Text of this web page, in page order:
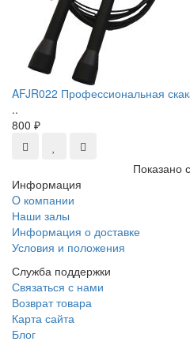
AFJR022 Профессиональная
..
800 ₽
Показано
Информация
O компании
Наши залы
Информация о доставке
Условия и положения
Служба поддержки
Связаться с нами
Возврат товара
Карта сайта
Блог